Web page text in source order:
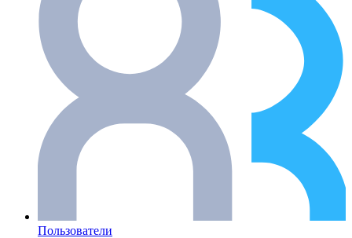
Пользователи